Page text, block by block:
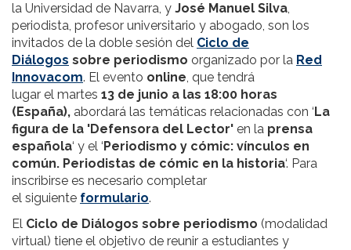
la Universidad de Navarra, y José Manuel Silva,
periodista, profesor universitario y abogado, son los
invitados de la doble sesión del Ciclo de
Diálogos sobre periodismo organizado por la Red
Innovacom. El evento online, que tendrá
lugar el martes 13 de junio a las 18:00 horas
(España), abordará las temáticas relacionadas con ‘ La
figura de la 'Defensora del Lector' en la prensa
española‘ y el ‘ Periodismo y cómic: vínculos en
común. Periodistas de cómic en la historia‘. Para
inscribirse es necesario completar
el siguiente formulario.
El Ciclo de Diálogos sobre periodismo (modalidad
virtual) tiene el objetivo de reunir a estudiantes y